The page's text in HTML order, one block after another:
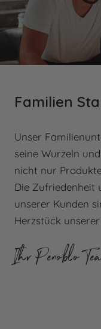
Wir erstatten
Ihre
Achtung:
ausdrücklich von
WAS
"TAGE" IN
Für alle auf
Zeitangaben in
Tage von Montag
Kunststoffe
Leder und Holz
Patronenfüller
ZÜBEHÖR
Was ist ein
Familien
Unser
seine Wurzeln
nicht nur
Die Zufriedenheit
unserer Kunden
Herzstück
Ihr Penoblo